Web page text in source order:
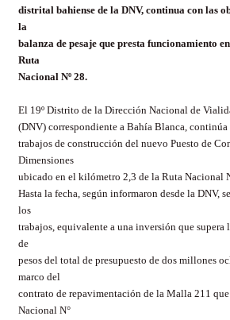
distrital bahiense de la DNV, continua con las
la
balanza de pesaje que presta funcionamiento
Ruta
Nacional Nº 28.
El 19º Distrito de la Dirección Nacional de
(DNV) correspondiente a Bahía Blanca,
trabajos de construcción del nuevo Puesto de
Dimensiones
ubicado en el kilómetro 2,3 de la Ruta Nacional
Hasta la fecha, según informaron desde la DNV,
los
trabajos, equivalente a una inversión que supera
de
pesos del total de presupuesto de dos millones
marco del
contrato de repavimentación de la Malla 211
Nacional N°